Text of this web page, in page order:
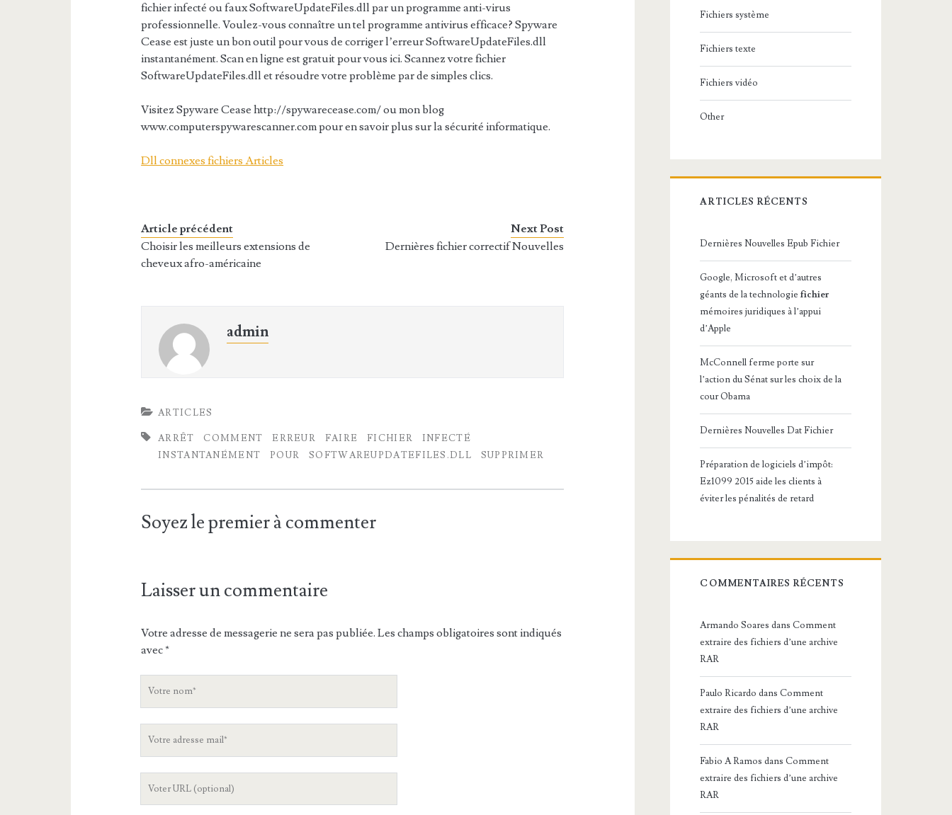
fichier infecté ou faux SoftwareUpdateFiles.dll par un programme anti-virus
professionnelle. Voulez-vous connaître un tel programme antivirus efficace? Spyware
Cease est juste un bon outil pour vous de corriger l’erreur SoftwareUpdateFiles.dll
instantanément. Scan en ligne est gratuit pour vous ici. Scannez votre fichier
SoftwareUpdateFiles.dll et résoudre votre problème par de simples clics.
Visitez Spyware Cease http://spywarecease.com/ ou mon blog
www.computerspywarescanner.com pour en savoir plus sur la sécurité informatique.
Dll connexes fichiers Articles
Article précédent
Choisir les meilleurs extensions de
cheveux afro-américaine
Next Post
Dernières fichier correctif Nouvelles
admin
ARTICLES
ARRÊT COMMENT ERREUR FAIRE FICHIER
INFECTÉ
INSTANTANÉMENT
POUR SOFTWAREUPDATEFILES.DLL SUPPRIMER
Soyez le premier à commenter
Laisser un commentaire
Votre adresse de messagerie ne sera pas publiée. Les champs obligatoires sont indiqués
avec*
V
n
m
V
L
Fichiers système
Fichiers texte
Fichiers vidéo
Other
ARTICLES RÉCENTS
Dernières Nouvelles Epub Fichier
Google, Microsoft et d’autres
géants de la technologiefichier
mémoires juridiques à l’appui
d’Apple
McConnell ferme porte sur
l’action du Sénat sur les choix de la
cour Obama
Dernières Nouvelles Dat Fichier
Préparation de logiciels d’impôt:
Ez1099 2015 aide les clients à
éviter les pénalités de retard
COMMENTAIRES RÉCENTS
Armando Soares dansComment
extraire des fichiers d’une archive
RAR
Paulo Ricardo dansComment
extraire des fichiers d’une archive
RAR
Fabio A Ramos dansComment
extraire des fichiers d’une archive
RAR